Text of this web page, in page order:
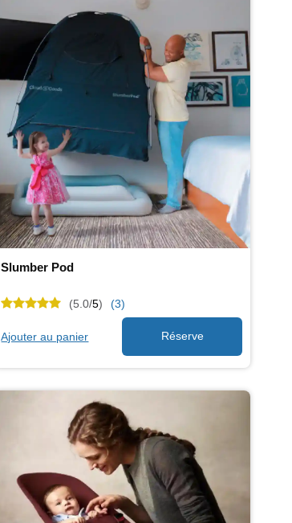
Slumber Pod
(5.0/5) (3)
Ajouter au panier